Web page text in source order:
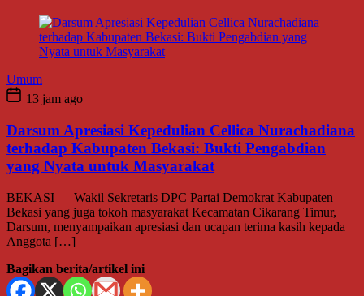
Umum
13 jam ago
Darsum Apresiasi Kepedulian Cellica Nurachadiana
terhadap Kabupaten Bekasi: Bukti Pengabdian
yang Nyata untuk Masyarakat
BEKASI — Wakil Sekretaris DPC Partai Demokrat Kabupaten
Bekasi yang juga tokoh masyarakat Kecamatan Cikarang Timur,
Darsum, menyampaikan apresiasi dan ucapan terima kasih kepada
Anggota […]
Bagikan berita/artikel ini